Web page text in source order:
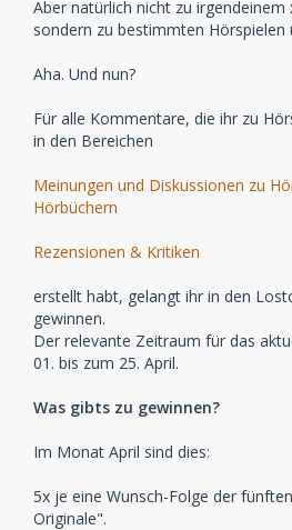
Aber natürlich nicht zu irgendeinem
sondern zu bestimmten Hörspielen
Aha. Und nun?
Für alle Kommentare, die ihr zu
in den Bereichen
Meinungen und Diskussionen zu
Hörbüchern
Rezensionen & Kritiken
erstellt habt, gelangt ihr in den
gewinnen.
Der relevante Zeitraum für das
01. bis zum 25. April.
Was gibts zu gewinnen?
Im Monat April sind dies:
5x je eine Wunsch-Folge der
Originale".